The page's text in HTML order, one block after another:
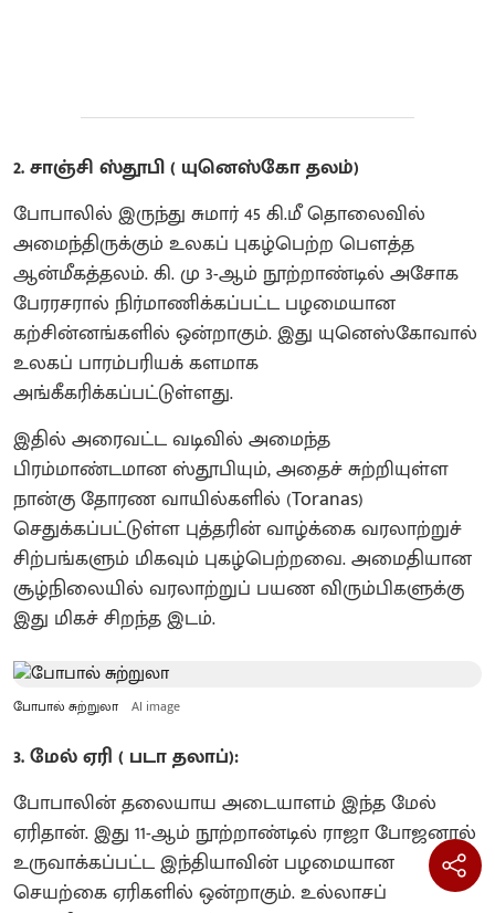
2. சாஞ்சி ஸ்தூபி ( யுனெஸ்கோ தலம்)
போபாலில் இருந்து சுமார் 45 கி.மீ தொலைவில்
அமைந்திருக்கும் உலகப் புகழ்பெற்ற பௌத்த
ஆன்மீகத்தலம். கி. மு 3-ஆம் நூற்றாண்டில் அசோக
பேரரசரால் நிர்மாணிக்கப்பட்ட பழமையான
கற்சின்னங்களில் ஒன்றாகும். இது யுனெஸ்கோவால்
உலகப் பாரம்பரியக் களமாக
அங்கீகரிக்கப்பட்டுள்ளது.
இதில் அரைவட்ட வடிவில் அமைந்த
பிரம்மாண்டமான ஸ்தூபியும், அதைச் சுற்றியுள்ள
நான்கு தோரண வாயில்களில் (Toranas)
செதுக்கப்பட்டுள்ள புத்தரின் வாழ்க்கை வரலாற்றுச்
சிற்பங்களும் மிகவும் புகழ்பெற்றவை. அமைதியான
சூழ்நிலையில் வரலாற்றுப் பயண விரும்பிகளுக்கு
இது மிகச் சிறந்த இடம்.
போபால் சுற்றுலா AI image
3. மேல் ஏரி ( படா தலாப்):
போபாலின் தலையாய அடையாளம் இந்த மேல்
ஏரிதான். இது 11-ஆம் நூற்றாண்டில் ராஜா போஜனால்
உருவாக்கப்பட்ட இந்தியாவின் பழமையான
செயற்கை ஏரிகளில் ஒன்றாகும். உல்லாசப்